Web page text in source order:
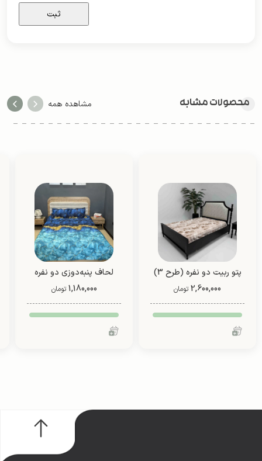
محصولات مشابه مشاهده همه
پتو ربیت دو نفره (طرح 3)
2,600,000 تومان
لحاف پنبه‌دوزی دو نفره
دو رو (طرح 8)
1,180,000 تومان